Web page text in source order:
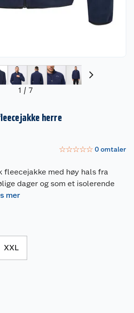
1 / 7
herre
☆☆☆☆☆ 0omtaler
fleecejakke med høy hals fra
dager og som et isolerende
mer
XXL